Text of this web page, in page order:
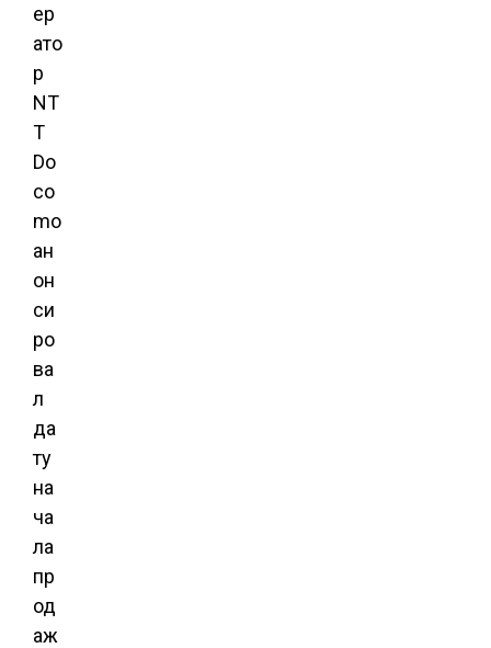
ер
ато
р
NT
T
Do
co
mo
ан
он
си
ро
ва
л
да
ту
на
ча
ла
пр
од
аж